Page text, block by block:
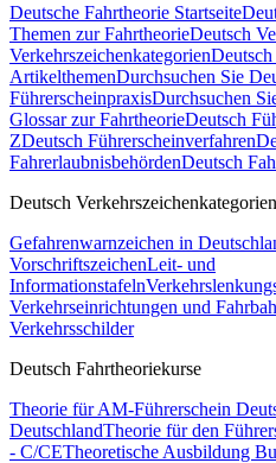
Deutsche Fahrtheorie Startseite
Themen zur FahrtheorieDeutsch
Verkehrszeichenkategorien
ArtikelthemenDurchsuchen Sie
FührerscheinpraxisDurchsuchen
Glossar zur FahrtheorieDeutsch
ZDeutsch Führerscheinverfahren
FahrerlaubnisbehördenDeutsch
Deutsch Verkehrszeichenkategorien
Gefahrenwarnzeichen in
VorschriftszeichenLeit- und
Informationstafeln
Verkehrseinrichtungen und
Verkehrsschilder
Deutsch Fahrtheoriekurse
Theorie für AM-Führerschein
DeutschlandTheorie für den
- C/CETheoretische Ausbildung